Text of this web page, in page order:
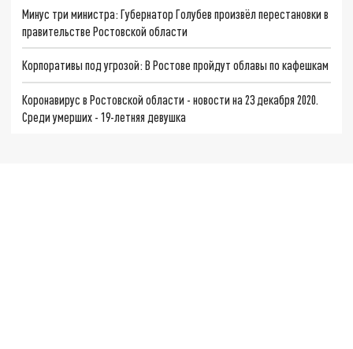
Минус три министра: Губернатор Голубев произвёл перестановки в
правительстве Ростовской области
Корпоративы под угрозой: В Ростове пройдут облавы по кафешкам
Коронавирус в Ростовской области - новости на 23 декабря 2020.
Среди умерших - 19-летняя девушка